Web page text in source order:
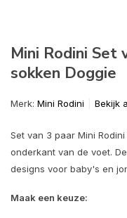
Mini Rodini Set
sokken Doggie
Merk: Mini Rodini Bekijk
Set van 3 paar Mini
onderkant van de voet.
designs voor baby's en
Maak een keuze: